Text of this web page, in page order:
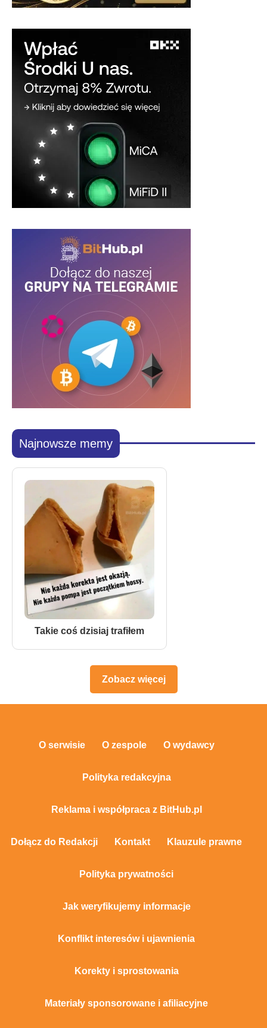
Najnowsze memy
Takie coś dzisiaj trafiłem
Zobacz więcej
O serwisie O zespole O wydawcy
Polityka redakcyjna
Reklama i współpraca z BitHub.pl
Dołącz do Redakcji Kontakt Klauzule prawne
Polityka prywatności
Jak weryfikujemy informacje
Konflikt interesów i ujawnienia
Korekty i sprostowania
Materiały sponsorowane i afiliacyjne